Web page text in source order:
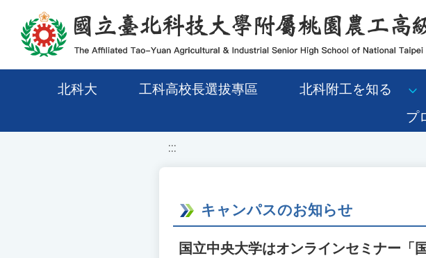
移至網頁之主要內容區位置
北科大 工科高校長選拔專區 北科附工を知る
プ
:::
キャンパスのお知らせ
国立中央大学はオンラインセミナー「